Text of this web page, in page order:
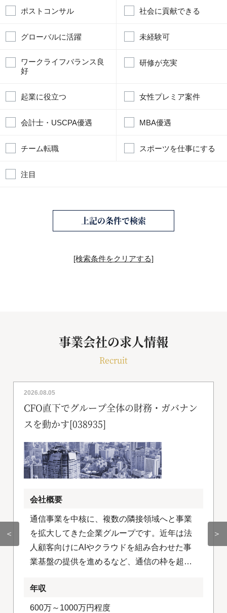
ポストコンサル 社会に貢献できる
グローバルに活躍 未経験可
ワークライフバランス良
好
研修が充実
起業に役立つ 女性プレミア案件
会計士・USCPA優遇 MBA優遇
チーム転職 スポーツを仕事にする
注目
上記の条件で検索
[検索条件をクリアする]
事業会社の求人情報
Recruit
＜
2026.08.05
CFO直下でグループ全体の財務・ガバナン
スを動かす[038935]
会社概要
通信事業を中核に、複数の隣接領域へと事業
を拡大してきた企業グループです。近年は法
人顧客向けにAIやクラウドを組み合わせた事
業基盤の提供を進めるなど、通信の枠を超え
ます。国内にとどまらず海外事業にも積極的
に取り組み、グループ全体でグローバルな成
年収
600万～1000万円程度
＞